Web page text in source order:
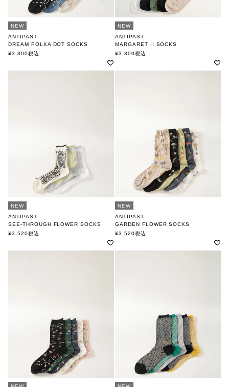
NEW
ANTIPAST
DREAM POLKA DOT SOCKS
アンティパスト
¥3,300税込
NEW
ANTIPAST
MARGARET II SOCKS
アンティパスト
¥3,300税込
NEW
ANTIPAST
SEE-THROUGH FLOWER SOCKS
アンティパスト
¥3,520税込
NEW
ANTIPAST
GARDEN FLOWER SOCKS
アンティパスト
¥3,520税込